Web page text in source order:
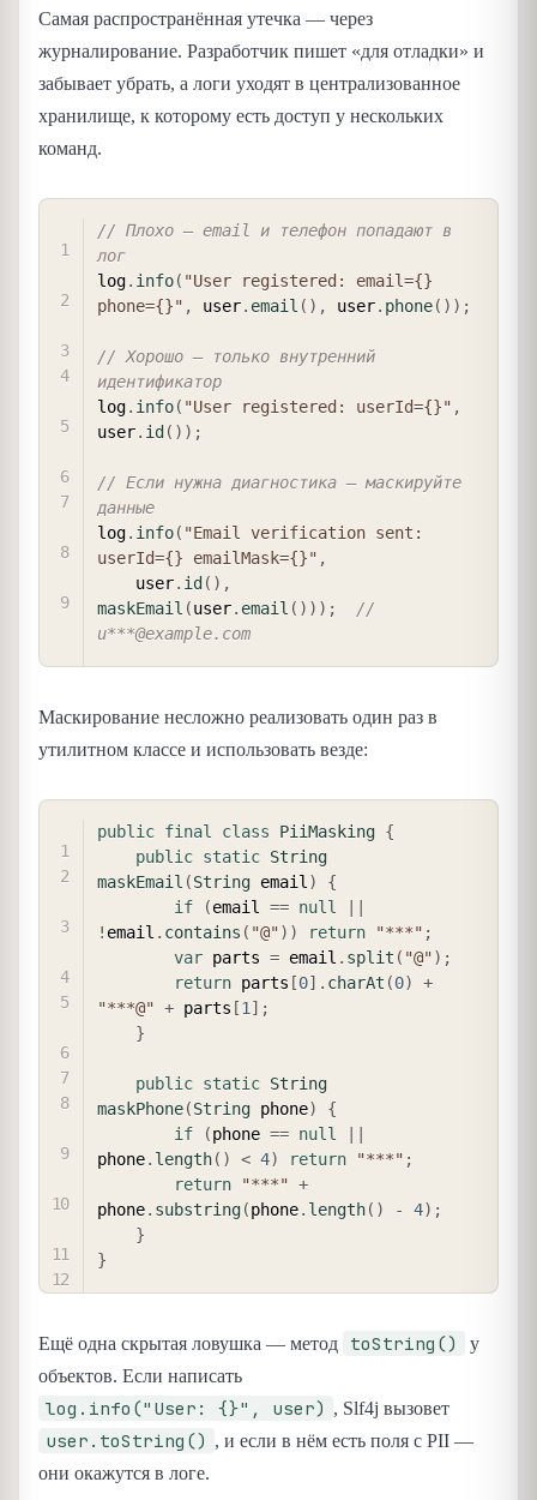
Самая распространённая утечка — через
журналирование. Разработчик пишет «для отладки» и
забывает убрать, а логи уходят в централизованное
хранилище, к которому есть доступ у нескольких
команд.
// Плохо — email и телефон попадают в
лог
log. info( "User registered: email={}
phone={}" , user. email ( ) , user. phone( ) ) ;
// Хорошо — только внутренний
идентификатор
log. info( "User registered: userId={}" ,
user. id ( ) ) ;
// Если нужна диагностика — маскируйте
данные
log. info( "Email verification sent:
userId={} emailMask={}" ,
    user
. id ( ) ,
maskEmail (user. email ( ) ) ) ;
//
u***@example.com
Маскирование несложно реализовать один раз в
утилитном классе и использовать везде:
public final class PiiMasking {
public static String
maskEmail (String email)
{
if
(email == null
! email . contains ( "@") ) return "***" ;
var parts = email . split ( "@") ;
return parts [0] . charAt (0)
+
"***@" + parts [1] ;
}
public static String
maskPhone(String phone)
{
if
(phone == null
phone. length( ) < 4) return "***" ;
return
"***" +
phone. substring(phone. length( ) - 4) ;
}
}
Ещё одна скрытая ловушка — метод toString()
у
объектов. Если написать
log.info("User: {}", user) , Slf4j вызовет
user.toString() , и если в нём есть поля с PII —
они окажутся в логе.